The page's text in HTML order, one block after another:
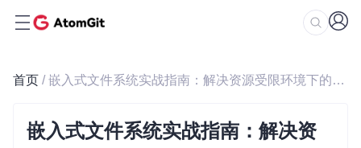
首页 / 嵌入式文件系统实战指南：解决资源受限环境下的数据可靠性难题
嵌入式文件系统实战指南：解决资